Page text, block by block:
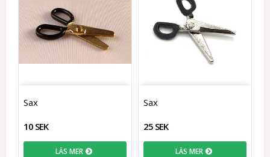
Sax
10 SEK
LÄS MER
Sax
25 SEK
LÄS MER